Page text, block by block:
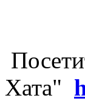
Хата"